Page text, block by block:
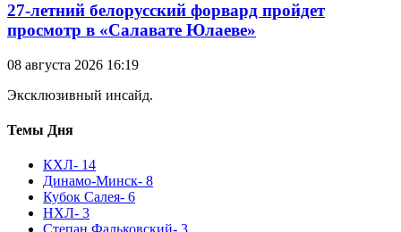
27-летний белорусский форвард пройдет
просмотр в «Салавате Юлаеве»
08 августа 2026 16:19
Эксклюзивный инсайд.
Темы Дня
КХЛ- 14
Динамо-Минск- 8
Кубок Салея- 6
НХЛ- 3